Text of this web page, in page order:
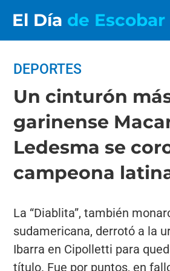
El Día de Escobar
DEPORTES
Un cinturón
garinense
Ledesma se
campeona
La “Diablita”, también
sudamericana, derrotó a la
Ibarra en Cipolletti para
título. Fue por puntos, en